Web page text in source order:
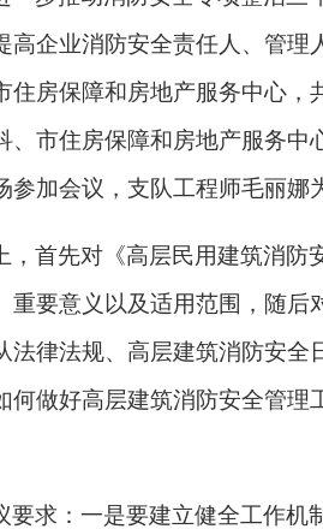
高企业消防安全责任人、管理
住房保障和房地产服务中心
、市住房保障和房地产服务中
参加会议，支队工程师毛丽娜
，首先对《高层民用建筑消防
重要意义以及适用范围，随
法律法规、高层建筑消防安
何做好高层建筑消防安全管
要求：一是要建立健全工作机